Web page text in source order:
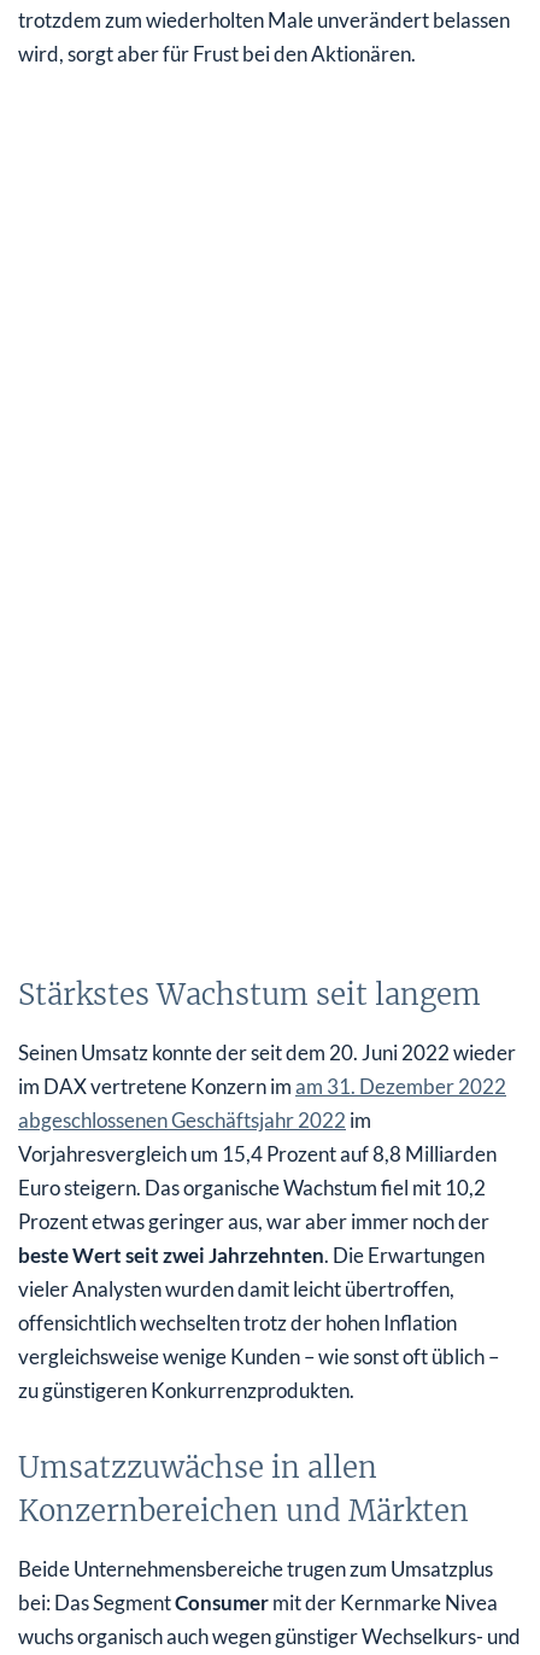
trotzdem zum wiederholten Male unverändert belassen
wird, sorgt aber für Frust bei den Aktionären.
Stärkstes Wachstum seit langem
Seinen Umsatz konnte der seit dem 20. Juni 2022 wieder
im DAX vertretene Konzern imam 31. Dezember 2022
abgeschlossenen Geschäftsjahr 2022 im
Vorjahresvergleich um 15,4 Prozent auf 8,8 Milliarden
Euro steigern. Das organische Wachstum fiel mit 10,2
Prozent etwas geringer aus, war aber immer noch der
beste Wert seit zwei Jahrzehnten. Die Erwartungen
vieler Analysten wurden damit leicht übertroffen,
offensichtlich wechselten trotz der hohen Inflation
vergleichsweise wenige Kunden – wie sonst oft üblich –
zu günstigeren Konkurrenzprodukten.
Umsatzzuwächse in allen
Konzernbereichen und Märkten
Beide Unternehmensbereiche trugen zum Umsatzplus
bei: Das SegmentConsumermit der Kernmarke Nivea
wuchs organisch auch wegen günstiger Wechselkurs- und